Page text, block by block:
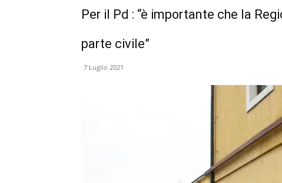
Per il Pd : “è importante che la
parte civile”
7 Luglio 2021